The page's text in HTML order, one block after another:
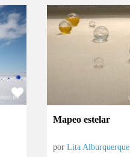
Mapeo estelar
porLita Alburquerque